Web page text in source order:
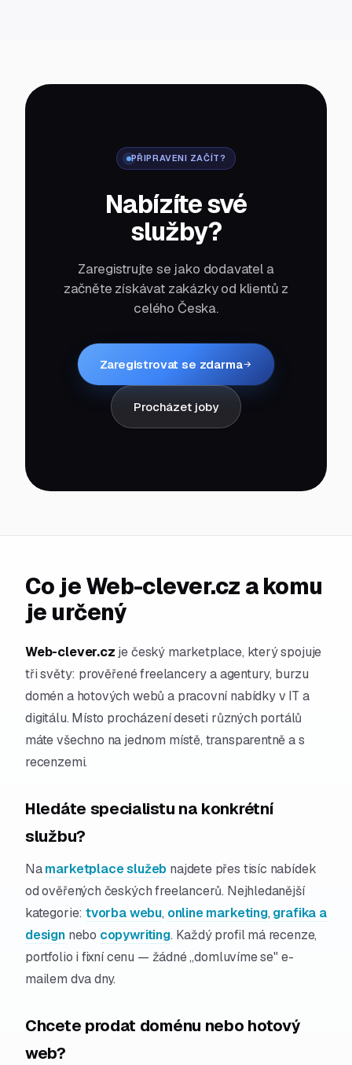
PŘIPRAVENI ZAČÍT?
Nabízíte své
služby?
Zaregistrujte se jako dodavatel a
začněte získávat zakázky od klientů z
celého Česka.
Zaregistrovat se zdarma
Procházet joby
Co je Web-clever.cz a komu
je určený
Web-clever.czje český marketplace, který spojuje
tři světy: prověřené freelancery a agentury, burzu
domén a hotových webů a pracovní nabídky v IT a
digitálu. Místo procházení deseti různých portálů
máte všechno na jednom místě, transparentně a s
recenzemi.
Hledáte specialistu na konkrétní
službu?
Namarketplace služeb najdete přes tisíc nabídek
od ověřených českých freelancerů. Nejhledanější
kategorie:tvorba webu, online marketing, grafika a
designnebo copywriting. Každý profil má recenze,
portfolio i fixní cenu — žádné „domluvíme se" e-
mailem dva dny.
Chcete prodat doménu nebo hotový
web?